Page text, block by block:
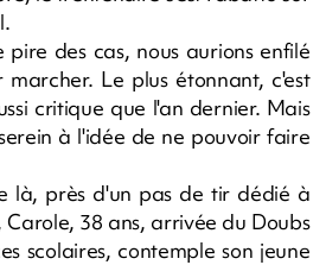
pire des cas, nous aurions enfilé
Le plus étonnant, c'est
critique que l'an dernier. Mais
à l'idée de ne pouvoir faire
là, près d'un pas de tir dédié à
38 ans, arrivée du Doubs
scolaires, contemple son jeune